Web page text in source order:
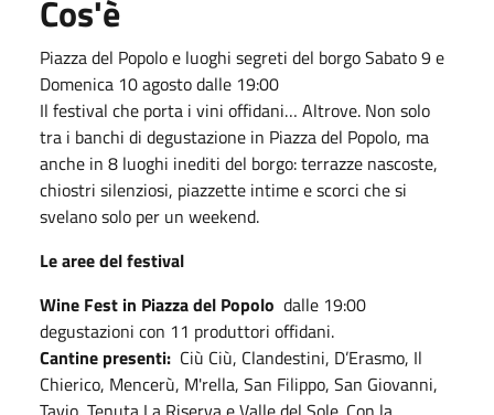
Cos'è
Piazza del Popolo e luoghi segreti del borgo Sabato 9 e
Domenica 10 agosto dalle 19:00
Il festival che porta i vini offidani… Altrove. Non solo
tra i banchi di degustazione in Piazza del Popolo, ma
anche in 8 luoghi inediti del borgo: terrazze nascoste,
chiostri silenziosi, piazzette intime e scorci che si
svelano solo per un weekend.
Le aree del festival
Wine Fest in Piazza del Popolo dalle 19:00
degustazioni con 11 produttori offidani.
Cantine presenti: Ciù Ciù, Clandestini, D’Erasmo, Il
Chierico, Mencerù, M'rella, San Filippo, San Giovanni,